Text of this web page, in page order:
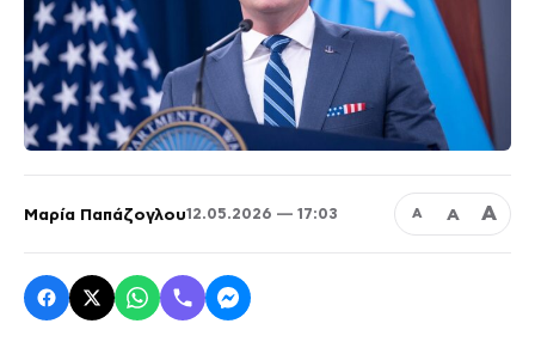
Μαρία Παπάζογλου12.05.2026 — 17:03 Α Α Α